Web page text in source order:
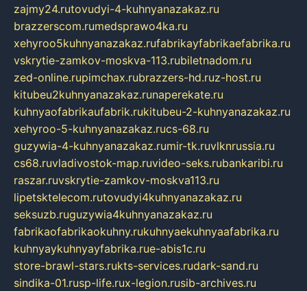
zajmy24.rutovudyi-4-kuhnyanazakaz.ru
brazzerscom.rumedsprawo4ka.ru
xehyroo5kuhnyanazakaz.rufabrikayfabrikaefabrika.ru
vskrytie-zamkov-moskva-113.rubiletnadom.ru
zed-online.rupimchax.rubrazzers-hd.ruz-host.ru
kitubeu2kuhnyanazakaz.runaperekate.ru
kuhnyaofabrikaufabrik.rukitubeu-2-kuhnyanazakaz.ru
xehyroo-5-kuhnyanazakaz.rucs-68.ru
guzywia-4-kuhnyanazakaz.rumir-tk.ruvlknrussia.ru
cs68.ruvladivostok-map.ruvideo-seks.rubankaribi.ru
raszar.ruvskrytie-zamkov-moskva113.ru
lipetsktelecom.rutovudyi4kuhnyanazakaz.ru
seksuzb.ruguzywia4kuhnyanazakaz.ru
fabrikaofabrikaokuhny.rukuhnyaekuhnyaafabrika.ru
kuhnyaykuhnyayfabrika.rue-abis1c.ru
store-brawl-stars.rukts-services.rudark-sand.ru
sindika-01.rusp-life.rux-legion.rusib-archives.ru